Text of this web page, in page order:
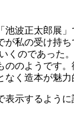
波正太郎展
が私の受け持ち
くのであった
のようです
造本が魅
示するよう